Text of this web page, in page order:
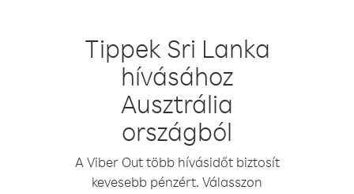
Tippek Sri Lanka
hívásához
Ausztrália
országból
A Viber Out több hívásidőt biztosít
kevesebb pénzért. Válasszon